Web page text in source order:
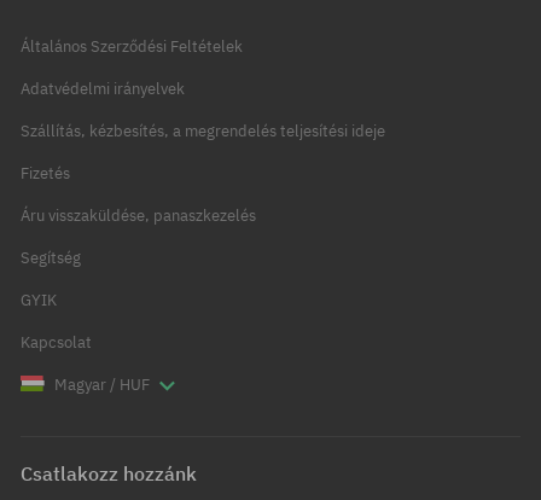
Általános Szerződési Feltételek
Adatvédelmi irányelvek
Szállítás, kézbesítés, a megrendelés teljesítési ideje
Fizetés
Áru visszaküldése, panaszkezelés
Segítség
GYIK
Kapcsolat
Magyar / HUF
Csatlakozz hozzánk